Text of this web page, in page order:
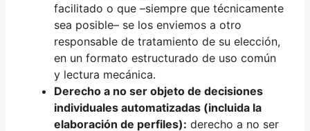
facilitado o que –siempre que técnicamente
sea posible– se los enviemos a otro
responsable de tratamiento de su elección,
en un formato estructurado de uso común
y lectura mecánica.
Derecho a no ser objeto de decisiones
individuales automatizadas (incluida la
elaboración de perfiles): derecho a no ser